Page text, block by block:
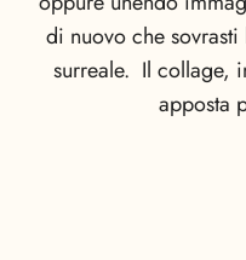
di nuovo che sovrasti
surreale. Il collage,
apposta